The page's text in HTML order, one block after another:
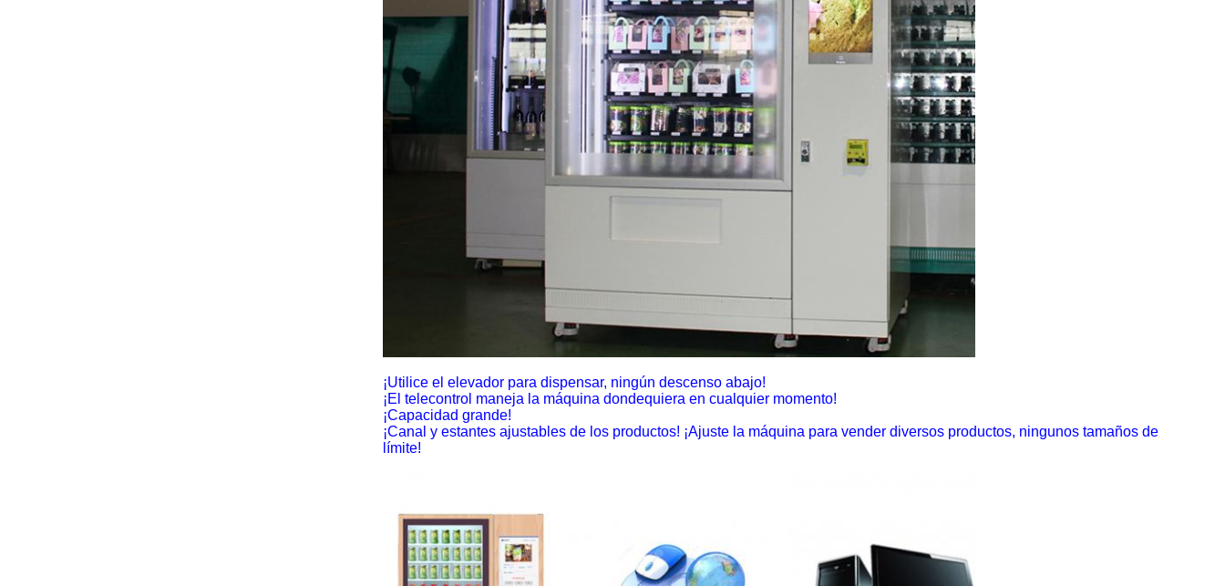
¡Utilice el elevador para dispensar, ningún descenso abajo!
¡El telecontrol maneja la máquina dondequiera en cualquier momento!
¡Capacidad grande!
¡Canal y estantes ajustables de los productos! ¡Ajuste la máquina para vender diversos productos, ningunos tamaños de
límite!